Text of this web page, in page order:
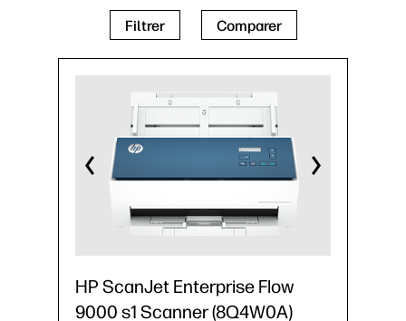
Filtrer Comparer
HP ScanJet Enterprise Flow
9000 s1 Scanner (8Q4W0A)